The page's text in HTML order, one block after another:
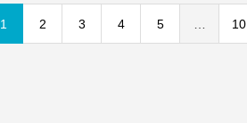
1 2 3 4 5 10